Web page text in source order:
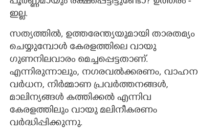
ഇല്ല.
സത്യത്തില്‍, ഉത്തരേന്ത്യയുമായി താരതമ്യം
ചെയ്യുമ്പോള്‍ കേരളത്തിലെ വായു
ഗുണനിലവാരം മെച്ചപ്പെട്ടതാണ്.
എന്നിരുന്നാലും, നഗരവല്‍ക്കരണം, വാഹന
വര്‍ധന, നിര്‍മ്മാണ പ്രവര്‍ത്തനങ്ങള്‍,
മാലിന്യങ്ങള്‍ കത്തിക്കല്‍ എന്നിവ
കേരളത്തിലും വായു മലിനീകരണം
വര്‍ദ്ധിപ്പിക്കുന്നു.